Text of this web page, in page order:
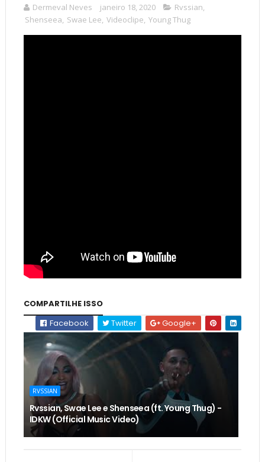
Dermeval Neves janeiro 18, 2020 Rvssian,
Shenseea, Swae Lee, Videoclipe, Young Thug
COMPARTILHE ISSO
Facebook
Twitter Google+
RVSSIAN
Rvssian, Swae Lee e Shenseea (ft. Young Thug) -
IDKW (Official Music Video)